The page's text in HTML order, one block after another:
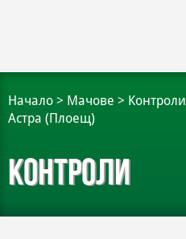
Начало > Мачове > Контроли
Астра (Плоещ)
Контроли